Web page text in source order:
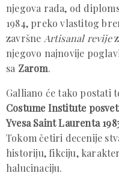
njegova rada, od
1984, preko vlastitog
završne Artisanal revije
njegovo najnovije
sa Zarom.
Galliano će tako postati
Costume Institute
Yvesa Saint Laurenta
Tokom četiri decenije
historiju, fikciju,
halucinaciju.